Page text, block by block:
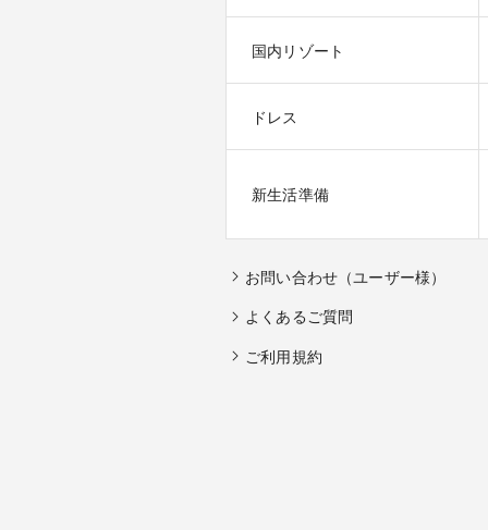
国内リゾート
ドレス
新生活準備
お問い合わせ（ユーザー様）
よくあるご質問
ご利用規約